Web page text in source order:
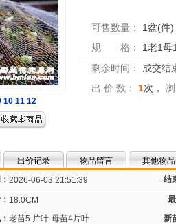
10 11 12
可售数量： 1盆(件)
规 格：
1老1母
剩余时间：
成交结
出 价 数：
1次，
出价记录 物品留言
其他物品
2026-06-03 21:51:39 结
18.0CM
老苗5 片叶-母苗4片叶
新